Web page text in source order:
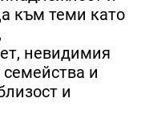
към теми като
невидимия
семейства и
и